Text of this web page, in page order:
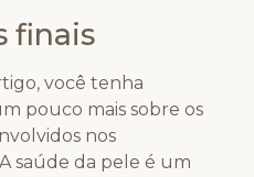
finais
você tenha
pouco mais sobre os
nos
saúde da pele é um